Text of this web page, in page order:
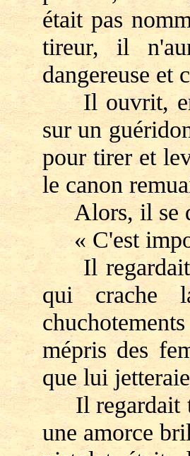
était pas
tireur, il
dangereuse et
Il ouvrit, en
sur un
pour tirer et
le canon
Alors, il se
« C'est
Il regardait
qui crache
mépris des
que lui
Il regardait
une amorce